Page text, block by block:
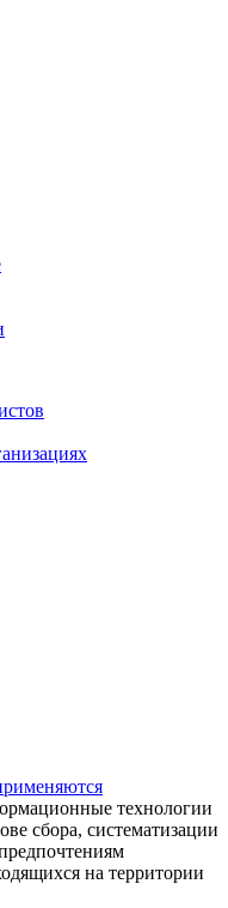
технологии
сбора, систематизации
на территории